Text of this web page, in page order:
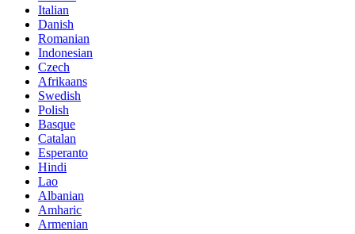
Italian
Danish
Romanian
Indonesian
Czech
Afrikaans
Swedish
Polish
Basque
Catalan
Esperanto
Hindi
Lao
Albanian
Amharic
Armenian